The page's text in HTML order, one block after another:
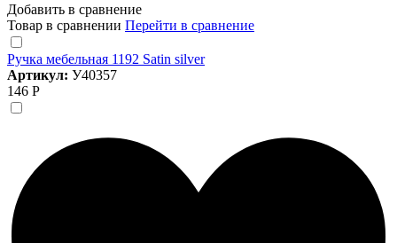
Добавить в сравнение
Товар в сравнении Перейти в сравнение
Ручка мебельная 1192 Satin silver
Артикул: У40357
146 Р